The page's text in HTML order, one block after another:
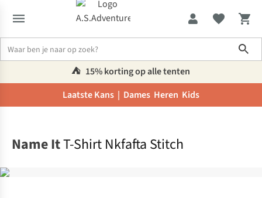
⛺️ 15% korting op alle tenten
Laatste Kans | Dames Heren Kids
Name ItT-Shirt Nkfafta Stitch